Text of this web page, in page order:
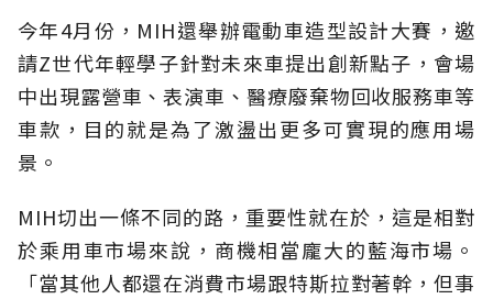
今年4月份，MIH還舉辦電動車造型設計大賽，邀
請Z世代年輕學子針對未來車提出創新點子，會場
中出現露營車、表演車、醫療廢棄物回收服務車等
車款，目的就是為了激盪出更多可實現的應用場
景。
MIH切出一條不同的路，重要性就在於，這是相對
於乘用車市場來說，商機相當龐大的藍海市場。
「當其他人都還在消費市場跟特斯拉對著幹，但事